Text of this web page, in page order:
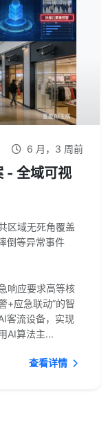
6 月，3 周前
- 全域可视
区域无死角覆盖
倒等异常事件
响应要求高等核
+应急联动”的智
客流设备，实现
AI算法主...
查看详情